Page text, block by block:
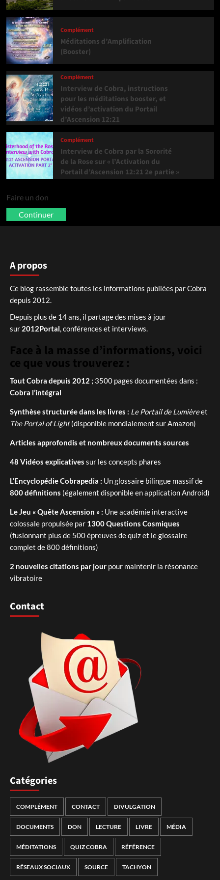
Complément
Méditations d’Amplification
(Booster)
Complément
Interview de Cobra, instructions
pour les méditations booster, et
vidéos d’activation du Portail
d’Ascension 12:21
Complément
Interview de Cobra par la Sororité
de la Rose sur « l’Activation du
Portail d’Ascension 12:21 2e partie »
Faire un don
Continuer
A propos
Ce blog rassemble toutes les informations publiées par Cobra
depuis 2012.
Depuis plus de 14 ans, il partage des mises à jour
sur 2012Portal, conférences et interviews.
Face à la masse d’informations, voici
ce que vous trouverez :
Tout Cobra depuis 2012 ; 3500 pages documentées dans :
Cobra l’intégral
Synthèse structurée dans les livres : Le Portail de Lumièreet
The Portal of Light(disponible mondialement sur Amazon)
Articles approfondis et nombreux documents sources
48 Vidéos explicatives sur les concepts phares
L’Encyclopédie Cobrapedia : Un glossaire bilingue massif de
800 définitions (également disponible en application Android)
Le Jeu « Quête Ascension » : Une académie interactive
colossale propulsée par 1300 Questions Cosmiques
(fusionnant plus de 500 épreuves de quiz et le glossaire
complet de 800 définitions)
2 nouvelles citations par jour pour maintenir la résonance
vibratoire
Contact
Catégories
COMPLÉMENT CONTACT DIVULGATION
DOCUMENTS DON LECTURE LIVRE MÉDIA
MÉDITATIONS QUIZ COBRA RÉFÉRENCE
RÉSEAUX SOCIAUX SOURCE TACHYON